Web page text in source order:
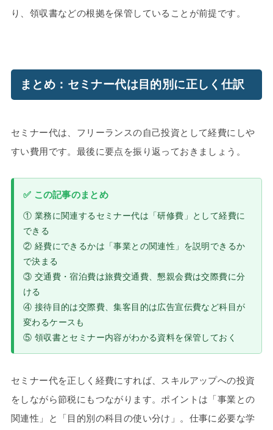
り、領収書などの根拠を保管していることが前提です。
まとめ：セミナー代は目的別に正しく仕訳
セミナー代は、フリーランスの自己投資として経費にしや
すい費用です。最後に要点を振り返っておきましょう。
✅ この記事のまとめ
① 業務に関連するセミナー代は「研修費」として経費に
できる
② 経費にできるかは「事業との関連性」を説明できるか
で決まる
③ 交通費・宿泊費は旅費交通費、懇親会費は交際費に分
ける
④ 接待目的は交際費、集客目的は広告宣伝費など科目が
変わるケースも
⑤ 領収書とセミナー内容がわかる資料を保管しておく
セミナー代を正しく経費にすれば、スキルアップへの投資
をしながら節税にもつながります。ポイントは「事業との
関連性」と「目的別の科目の使い分け」。仕事に必要な学